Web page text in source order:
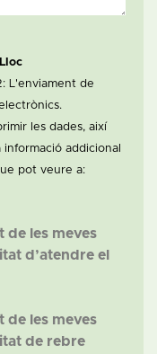
L'enviament de
les dades, així
addicional
pot veure a:
de les meves
d’atendre el
de les meves
de rebre